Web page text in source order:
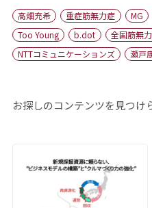
出版物
会社概要
高畑充希 重症筋無力症 MG
Too Young
b.dot 全国筋無
NTTコミュニケーションズ
瀬戸
お探しのコンテンツを見つけ